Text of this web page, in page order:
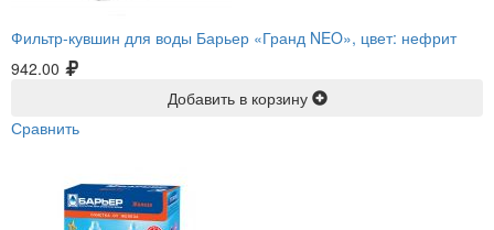
Фильтр-кувшин для воды Барьер «Гранд NEO», цвет: нефрит
942.00
Добавить в корзину
Сравнить